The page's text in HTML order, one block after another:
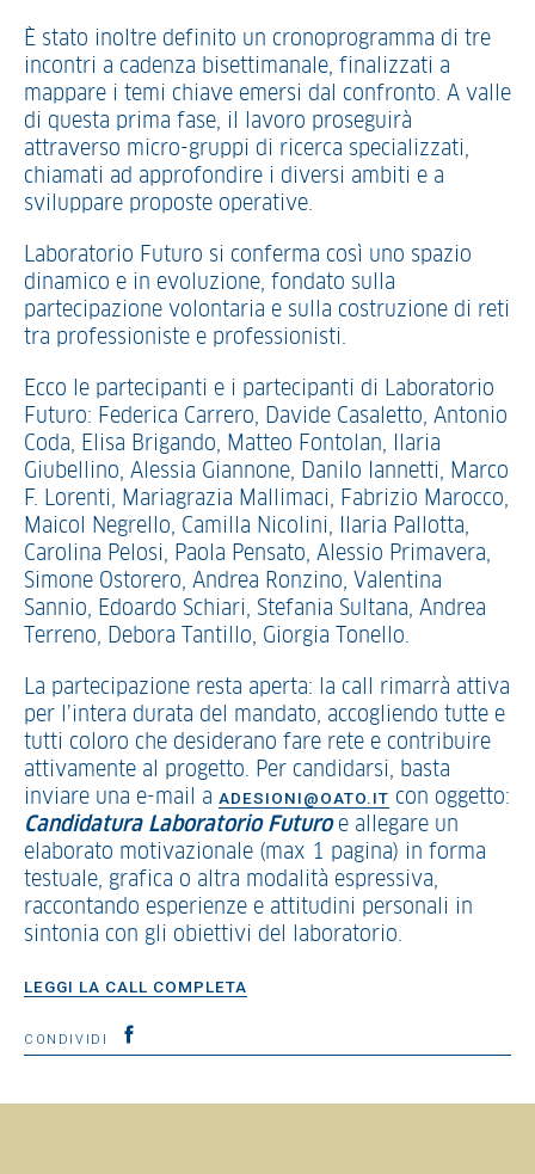
È stato inoltre definito un cronoprogramma di tre
incontri a cadenza bisettimanale, finalizzati a
mappare i temi chiave emersi dal confronto. A valle
di questa prima fase, il lavoro proseguirà
attraverso micro-gruppi di ricerca specializzati,
chiamati ad approfondire i diversi ambiti e a
sviluppare proposte operative.
Laboratorio Futuro si conferma così uno spazio
dinamico e in evoluzione, fondato sulla
partecipazione volontaria e sulla costruzione di reti
tra professioniste e professionisti.
Ecco le partecipanti e i partecipanti di Laboratorio
Futuro: Federica Carrero, Davide Casaletto, Antonio
Coda, Elisa Brigando, Matteo Fontolan, Ilaria
Giubellino, Alessia Giannone, Danilo Iannetti, Marco
F. Lorenti, Mariagrazia Mallimaci, Fabrizio Marocco,
Maicol Negrello, Camilla Nicolini, Ilaria Pallotta,
Carolina Pelosi, Paola Pensato, Alessio Primavera,
Simone Ostorero, Andrea Ronzino, Valentina
Sannio, Edoardo Schiari, Stefania Sultana, Andrea
Terreno, Debora Tantillo, Giorgia Tonello.
La partecipazione resta aperta: la call rimarrà attiva
per l’intera durata del mandato, accogliendo tutte e
tutti coloro che desiderano fare rete e contribuire
attivamente al progetto. Per candidarsi, basta
inviare una e-mail a ADESIONI@OATO.IT con oggetto:
Candidatura Laboratorio Futuroe allegare un
elaborato motivazionale (max 1 pagina) in forma
testuale, grafica o altra modalità espressiva,
raccontando esperienze e attitudini personali in
sintonia con gli obiettivi del laboratorio.
LEGGI LA CALL COMPLETA
CONDIVIDI